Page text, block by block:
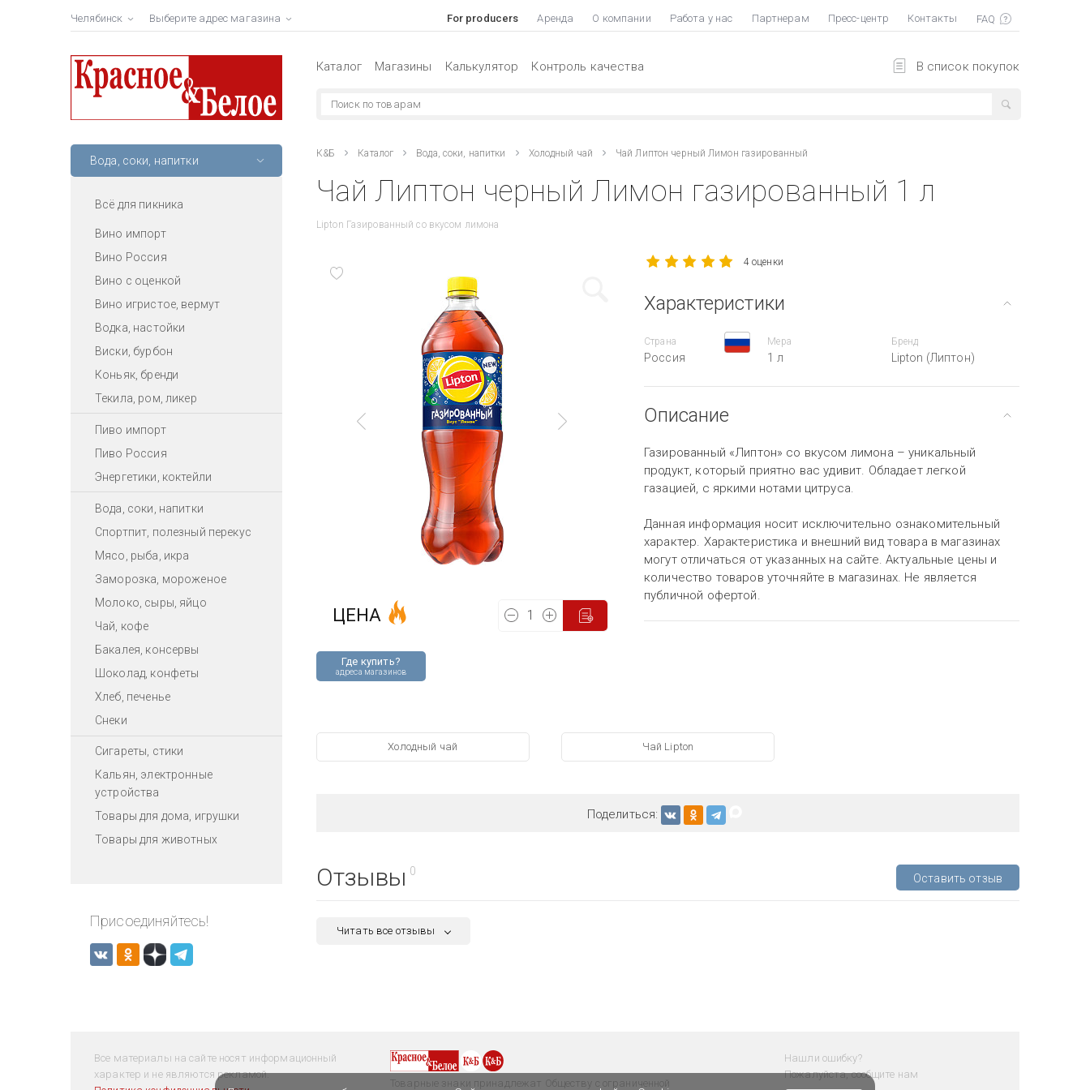
Челябинск Выберите адрес магазина For producers Аренда О компании Работа у нас Партнерам Пресс-центр Контакты
В список покупок
Каталог Магазины Калькулятор Контроль качества
Вода, соки, напитки
Всё для пикника
Вино импорт
Вино Россия
Вино с оценкой
Вино игристое, вермут
Водка, настойки
Виски, бурбон
Коньяк, бренди
Текила, ром, ликер
Пиво импорт
Пиво Россия
Энергетики, коктейли
Вода, соки, напитки
Спортпит, полезный перекус
Мясо, рыба, икра
Заморозка, мороженое
Молоко, сыры, яйцо
Чай, кофе
Бакалея, консервы
Шоколад, конфеты
Хлеб, печенье
Снеки
Сигареты, стики
Кальян, электронные
устройства
Товары для дома, игрушки
Товары для животных
Присоединяйтесь!
К&Б Каталог Вода, соки, напитки Холодный чай Чай Липтон черный Лимон газированный
Чай Липтон черный Лимон газированный 1 л
Lipton Газированный со вкусом лимона
Где купить?
адреса магазинов
ЦЕНА
4 оценки
Характеристики
Страна
Россия
Мера
1 л
Бренд
Lipton (Липтон)
Описание
Газированный «Липтон» со вкусом лимона – уникальный
продукт, который приятно вас удивит. Обладает легкой
газацией, с яркими нотами цитруса.
Данная информация носит исключительно ознакомительный
характер. Характеристика и внешний вид товара в магазинах
могут отличаться от указанных на сайте. Актуальные цены и
количество товаров уточняйте в магазинах. Не является
публичной офертой.
Холодный чай Чай Lipton
Поделиться:
Отзывы 0
Оставить отзыв
Читать все отзывы
Все материалы на сайте носят информационный
характер и не являются рекламой.
Нашли ошибку?
Пожалуйста, сообщите нам
Товарные знаки принадлежат Обществу с ограниченной